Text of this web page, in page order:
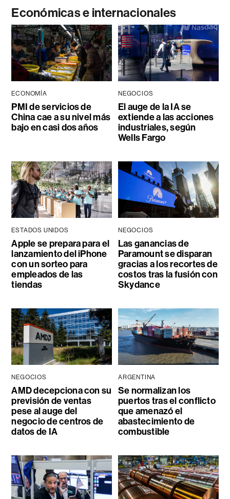
Económicas e internacionales
ECONOMÍA
PMI de servicios de
China cae a su nivel más
bajo en casi dos años
NEGOCIOS
El auge de la IA se
extiende a las acciones
industriales, según
Wells Fargo
ESTADOS UNIDOS
Apple se prepara para el
lanzamiento del iPhone
con un sorteo para
empleados de las
tiendas
NEGOCIOS
Las ganancias de
Paramount se disparan
gracias a los recortes de
costos tras la fusión con
Skydance
NEGOCIOS
AMD decepciona con su
previsión de ventas
pese al auge del
negocio de centros de
datos de IA
ARGENTINA
Se normalizan los
puertos tras el conflicto
que amenazó el
abastecimiento de
combustible